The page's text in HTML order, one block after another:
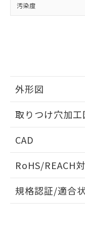
汚染度
外形図
取りつけ穴加工
CAD
ドすることがで
RoHS/REACH
EU RoHS 注意事
規格認証/適合
用者の
※本証明書
欄に対応日
既に当社に
り、2022年
す。